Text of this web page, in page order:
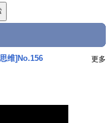
维]No.156 更多